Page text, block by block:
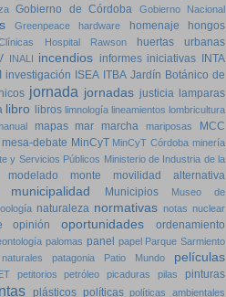
Gobierno de Córdoba
Gobierno Nacional
Greenpeace hardware homenaje hongos
Hospital Rawson
huertas urbanas
INALI incendios informes iniciativas INTA
investigación ISEA ITBA Jardín Botánico de
jornada jornadas justicia lamparas
libro libros limnología lineamientos lombricultura
mapas mar marcha mariposas
MCC
mesa-debate MinCyT MinCyT Córdoba minería
y Servicios Públicos Ministerio de Industria de la
modelado monte movilidad alternativa
municipalidad Municipios
Museo de
naturaleza normativas notas nuclear
opinión oportunidades
ordenamiento
palomas panel papel Parque Sarmiento
patagonia Patio Mundo películas
petitorios petróleo picaduras pilas
pinturas
plásticos políticas políticas ambientales